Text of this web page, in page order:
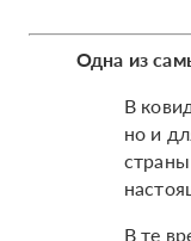
Одна из
В
но и
В те